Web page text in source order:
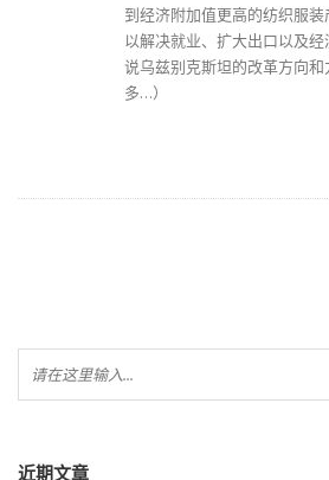
到经济附加值更高的纺织服
以解决就业、扩大出口以及
说乌兹别克斯坦的改革方向和
多…）
近期文章